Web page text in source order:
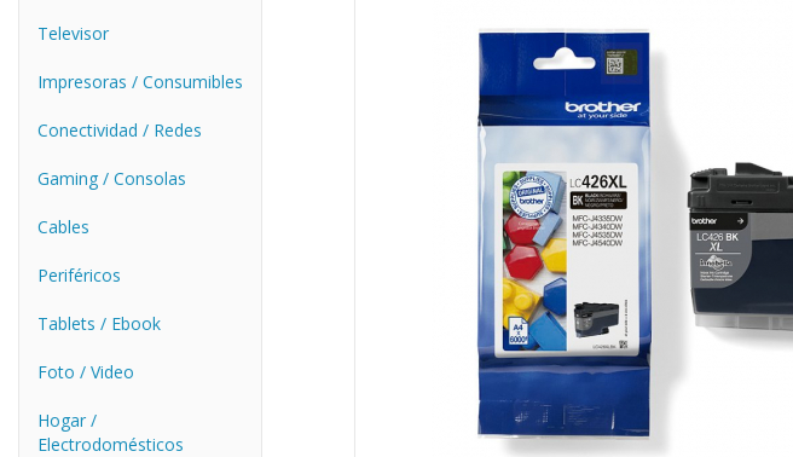
Televisor
Impresoras / Consumibles
Conectividad / Redes
Gaming / Consolas
Cables
Periféricos
Tablets / Ebook
Foto / Video
Hogar /
Electrodomésticos